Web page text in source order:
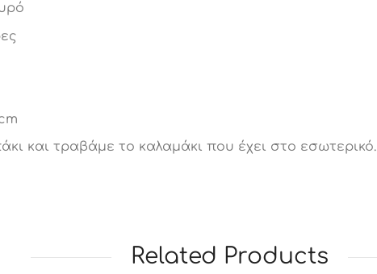
και τραβάμε το καλαμάκι που έχει στο εσωτερικό.
Related Products